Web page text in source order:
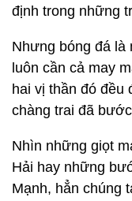
định trong những
Nhưng bóng đá là
luôn cần cả may
hai vị thần đó đều
chàng trai đã
Nhìn những giọt
Hải hay những
Mạnh, hẳn chúng